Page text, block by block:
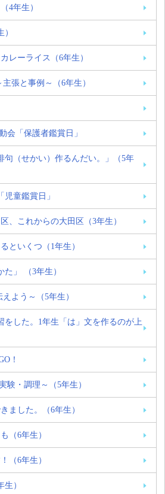
4年生）
レーライス（6年生）
張と事例～（6年生）
会「保護者鑑賞日」
句（せかい）作るんだい。」（5年
児童鑑賞日」
、これからの大田区（3年生）
といくつ（1年生）
」 （3年生）
よう～（5年生）
をした。1年生「は」文を作るのが上
！
験・調理～（5年生）
ました。（6年生）
（6年生）
（6年生）
）